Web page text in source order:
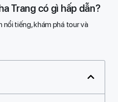
Trang có gì hấp dẫn?
nổi tiếng, khám phá tour và